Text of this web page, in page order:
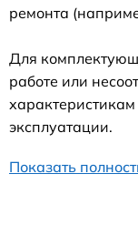
ремонта
Для
работе или
эксплуатации.
Показать